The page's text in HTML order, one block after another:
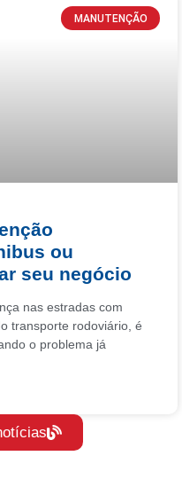
MANUTENÇÃO
ou
seu negócio
nas estradas com
transporte rodoviário, é
o problema já